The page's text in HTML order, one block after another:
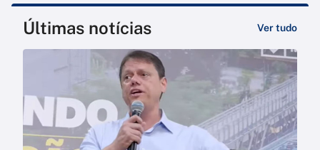
Últimas notícias Ver tudo